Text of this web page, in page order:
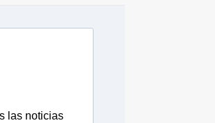
las noticias